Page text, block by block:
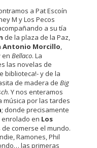
a Pat Escoín
M y Los Pecos
a su tía
de la plaza de la Paz,
Antonio Morcillo,
en Bellaco. La
las novelas de
biblioteca!- y de la
de madera de Big
. Y nos enteramos
música por las tardes
; donde precisamente
enrolado en Los
comerse el mundo.
Ramones, Phil
las primeras